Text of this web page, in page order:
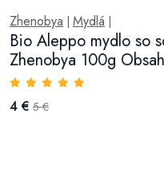
Zhenobya Mydlá
Bio Aleppo mydlo so
Zhenobya 100g
4 € 5 €